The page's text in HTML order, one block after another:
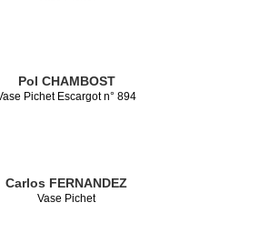
Pol CHAMBOST
Pichet Escargot n° 894
Carlos FERNANDEZ
Vase Pichet